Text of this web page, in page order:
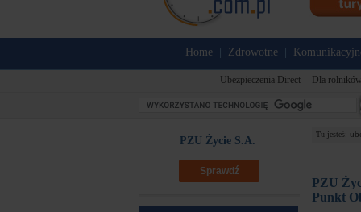
Home Zdrowotne
Ubezpieczenia Direct Dla rolników
PZU Życie S.A.
Sprawdź
Tu jesteś:
PZU
Punkt